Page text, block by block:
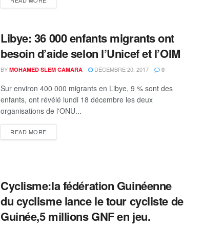
Libye: 36 000 enfants migrants ont
besoin d’aide selon l’Unicef et l’OIM
BY MOHAMED SLEM CAMARA DÉCEMBRE 20, 2017 0
Sur environ 400 000 migrants en Libye, 9 % sont des
enfants, ont révélé lundi 18 décembre les deux
organisations de l'ONU...
READ MORE
Cyclisme:la fédération Guinéenne
du cyclisme lance le tour cycliste de
Guinée,5 millions GNF en jeu.